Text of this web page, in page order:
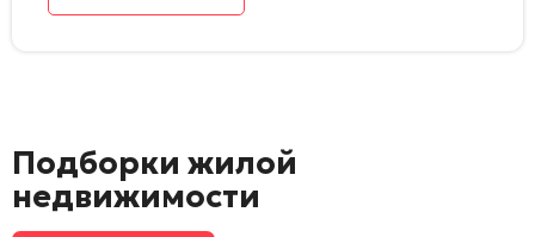
Подборки жилой
недвижимости